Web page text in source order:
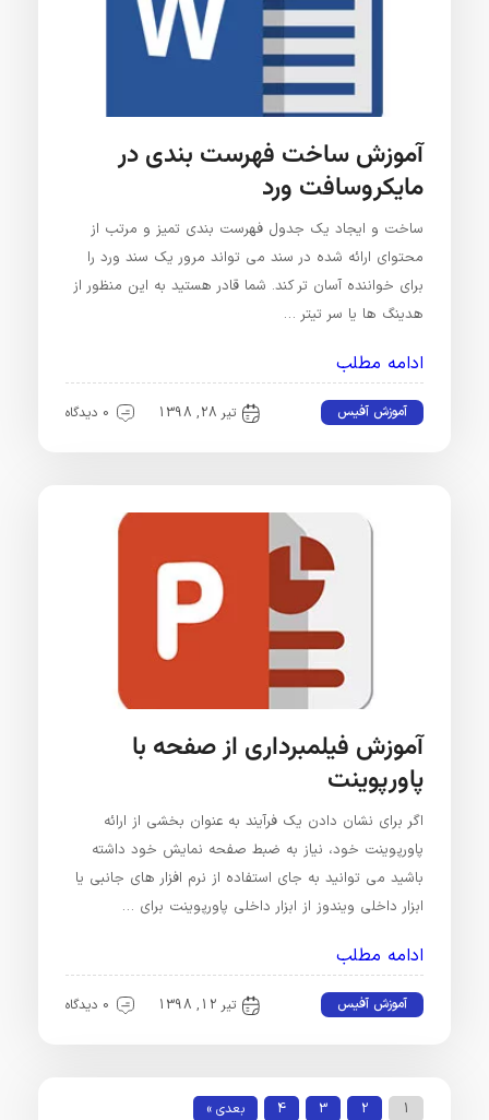
آموزش ساخت فهرست بندی در
مایکروسافت ورد
ساخت و ایجاد یک جدول فهرست بندی تمیز و مرتب از
محتوای ارائه شده در سند می تواند مرور یک سند ورد را
برای خواننده آسان تر کند. شما قادر هستید به این منظور از
هدینگ ها یا سر تیتر …
ادامه مطلب
آموزش آفیس تیر 28, 1398 0 دیدگاه
آموزش فیلمبرداری از صفحه با
پاورپوینت
اگر برای نشان دادن یک فرآیند به عنوان بخشی از ارائه
پاورپوینت خود، نیاز به ضبط صفحه نمایش خود داشته
باشید می توانید به جای استفاده از نرم افزار های جانبی یا
ابزار داخلی ویندوز از ابزار داخلی پاورپوینت برای …
ادامه مطلب
آموزش آفیس تیر 12, 1398 0 دیدگاه
1
2
3
4 بعدی »